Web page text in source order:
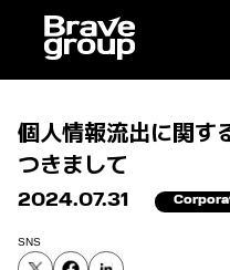
個人情報流出に関す
つきまして
2024.07.31
SNS